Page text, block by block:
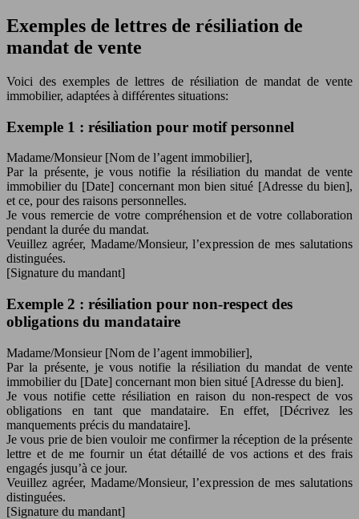
Exemples de lettres de résiliation de
mandat de vente
Voici des exemples de lettres de résiliation de mandat de vente
immobilier, adaptées à différentes situations:
Exemple 1 : résiliation pour motif personnel
Madame/Monsieur [Nom de l’agent immobilier],
Par la présente, je vous notifie la résiliation du mandat de vente
immobilier du [Date] concernant mon bien situé [Adresse du bien],
et ce, pour des raisons personnelles.
Je vous remercie de votre compréhension et de votre collaboration
pendant la durée du mandat.
Veuillez agréer, Madame/Monsieur, l’expression de mes salutations
distinguées.
[Signature du mandant]
Exemple 2 : résiliation pour non-respect des
obligations du mandataire
Madame/Monsieur [Nom de l’agent immobilier],
Par la présente, je vous notifie la résiliation du mandat de vente
immobilier du [Date] concernant mon bien situé [Adresse du bien].
Je vous notifie cette résiliation en raison du non-respect de vos
obligations en tant que mandataire. En effet, [Décrivez les
manquements précis du mandataire].
Je vous prie de bien vouloir me confirmer la réception de la présente
lettre et de me fournir un état détaillé de vos actions et des frais
engagés jusqu’à ce jour.
Veuillez agréer, Madame/Monsieur, l’expression de mes salutations
distinguées.
[Signature du mandant]